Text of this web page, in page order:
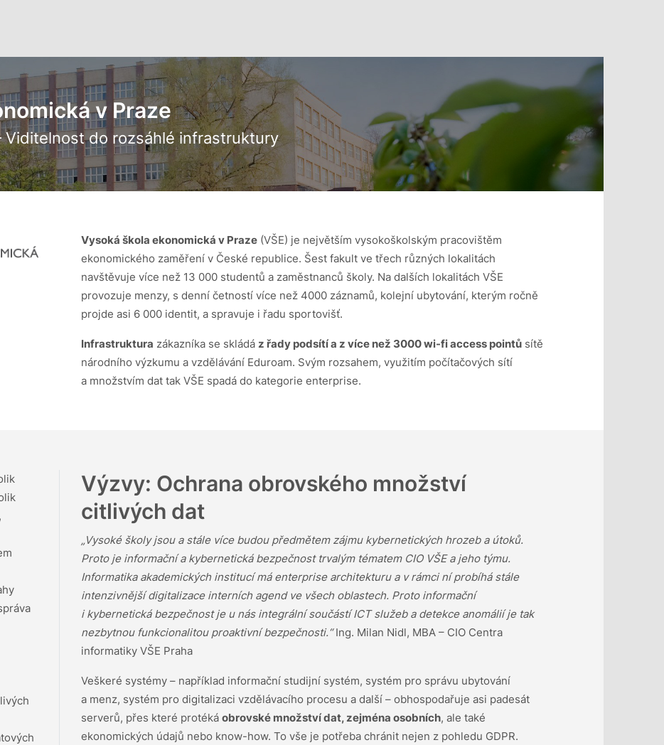
v Praze
Viditelnost do rozsáhlé infrastruktury
Vysoká škola ekonomická v Praze(VŠE) je největším vysokoškolským pracovištěm
ekonomického zaměření v České republice. Šest fakult ve třech různých lokalitách
navštěvuje více než 13 000 studentů a zaměstnanců školy. Na dalších lokalitách VŠE
provozuje menzy, s denní četností více než 4000 záznamů, kolejní ubytování, kterým ročně
projde asi 6 000 identit, a spravuje i řadu sportovišť.
Infrastruktura zákazníka se skládá z řady podsítí a z více než 3000 wi-fi access pointůsítě
národního výzkumu a vzdělávání Eduroam. Svým rozsahem, využitím počítačových sítí
a množstvím dat tak VŠE spadá do kategorie enterprise.
Výzvy: Ochrana obrovského množství
citlivých dat
„Vysoké školy jsou a stále více budou předmětem zájmu kybernetických hrozeb a útoků.
Proto je informační a kybernetická bezpečnost trvalým tématem CIO VŠE a jeho týmu.
Informatika akademických institucí má enterprise architekturu a v rámci ní probíhá stále
intenzivnější digitalizace interních agend ve všech oblastech. Proto informační
i kybernetická bezpečnost je u nás integrální součástí ICT služeb a detekce anomálií je tak
nezbytnou funkcionalitou proaktivní bezpečnosti.“Ing. Milan Nidl, MBA – CIO Centra
informatiky VŠE Praha
Veškeré systémy – například informační studijní systém, systém pro správu ubytování
a menz, systém pro digitalizaci vzdělávacího procesu a další – obhospodařuje asi padesát
serverů, přes které protéká obrovské množství dat, zejména osobních, ale také
ekonomických údajů nebo know-how. To vše je potřeba chránit nejen z pohledu GDPR.